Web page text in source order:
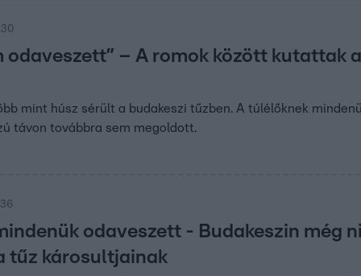
odaveszett” – A romok között kutattak
mint húsz sérült a budakeszi tűzben. A túlélőknek
távon továbbra sem megoldott.
odaveszett - Budakeszin még
tűz károsultjainak